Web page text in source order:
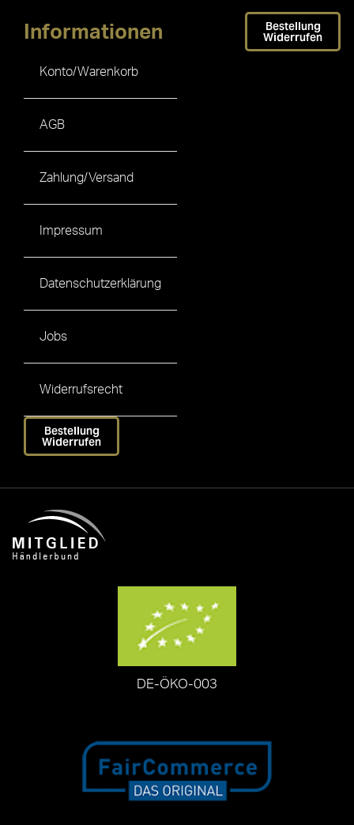
Informationen
Konto/Warenkorb
AGB
Zahlung/Versand
Impressum
Datenschutzerklärung
Jobs
Widerrufsrecht
Bestellung
Widerrufen
Bestellung
Widerrufen
DE-ÖKO-003